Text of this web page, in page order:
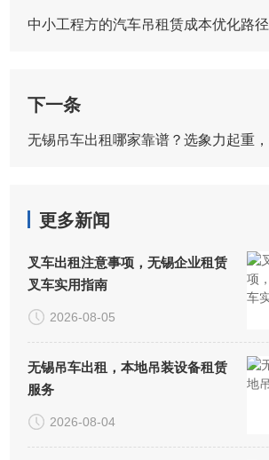
中小工程方的汽车吊租赁成本优化路径
下一条
更多新闻
叉车出租注意事项，无锡企业租赁
叉车实用指南
2026-08-05
无锡吊车出租，本地吊装设备租赁
服务
2026-08-04